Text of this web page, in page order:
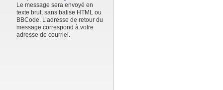
Le message sera envoyé en
texte brut, sans balise HTML ou
BBCode. L’adresse de retour du
message correspond à votre
adresse de courriel.